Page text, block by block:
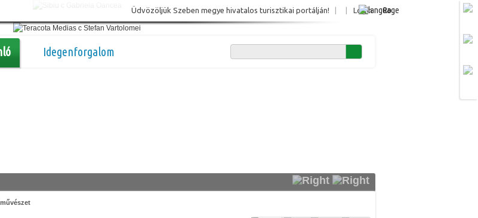
Login Ro
Üdvözöljük Szeben megye hivatalos turisztikai portálján!
Idegenforgalom